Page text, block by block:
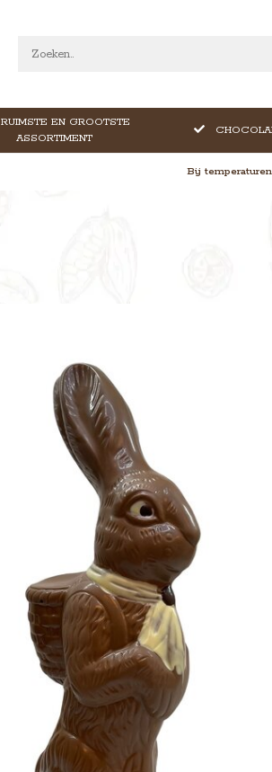
RUIMSTE EN GROOTSTE
ASSORTIMENT
Bij